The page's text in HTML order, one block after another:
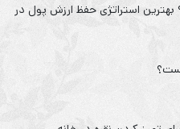
چرا خرید ساچمه نقره ۹۹۹ بهترین استراتژی حفظ ارزش پول در